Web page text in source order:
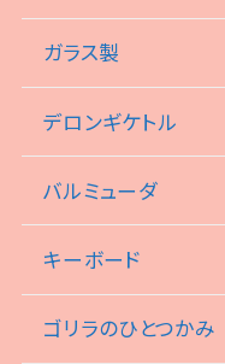
ガラス製
デロンギケトル
バルミューダ
キーボード
ゴリラのひとつかみ